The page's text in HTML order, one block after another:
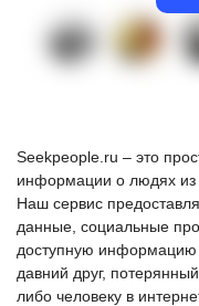
Seekpeople.ru – это
информации о людях из
Наш сервис
данные, социальные
доступную информацию
давний друг,
либо человеку в